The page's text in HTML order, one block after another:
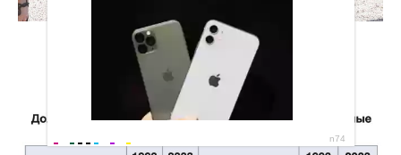
Северный шельф России карта